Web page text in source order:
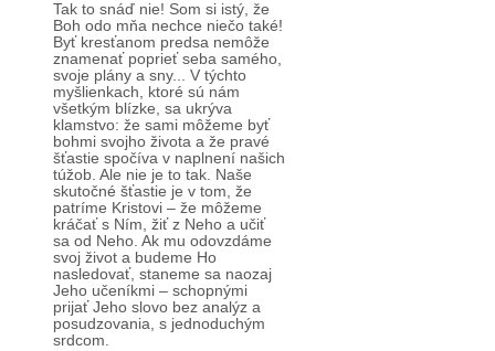
Tak to snáď nie! Som si istý, že
Boh odo mňa nechce niečo také!
Byť kresťanom predsa nemôže
znamenať poprieť seba samého,
svoje plány a sny... V týchto
myšlienkach, ktoré sú nám
všetkým blízke, sa ukrýva
klamstvo: že sami môžeme byť
bohmi svojho života a že pravé
šťastie spočíva v naplnení našich
túžob. Ale nie je to tak. Naše
skutočné šťastie je v tom, že
patríme Kristovi – že môžeme
kráčať s Ním, žiť z Neho a učiť
sa od Neho. Ak mu odovzdáme
svoj život a budeme Ho
nasledovať, staneme sa naozaj
Jeho učeníkmi – schopnými
prijať Jeho slovo bez analýz a
posudzovania, s jednoduchým
srdcom.